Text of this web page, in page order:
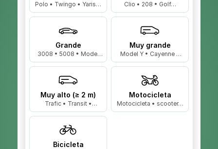
Polo • Twingo • Yaris… Clio • 208 • Golf…
Grande
3008 • 5008 • Model
3…
Muy grande
Model Y • Cayenne •
X5…
Muy alto (≥ 2 m)
Trafic • Transit •
Master…
Motocicleta
Motocicleta • scooter…
Bicicleta